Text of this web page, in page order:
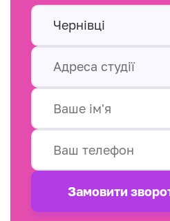
Чернівці
Адреса студії
Замовити